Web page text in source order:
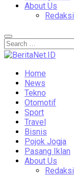
About Us
Redaksi
Home
News
Tekno
Otomotif
Sport
Travel
Bisnis
Pojok Jogja
Pasang Iklan
About Us
Redaksi